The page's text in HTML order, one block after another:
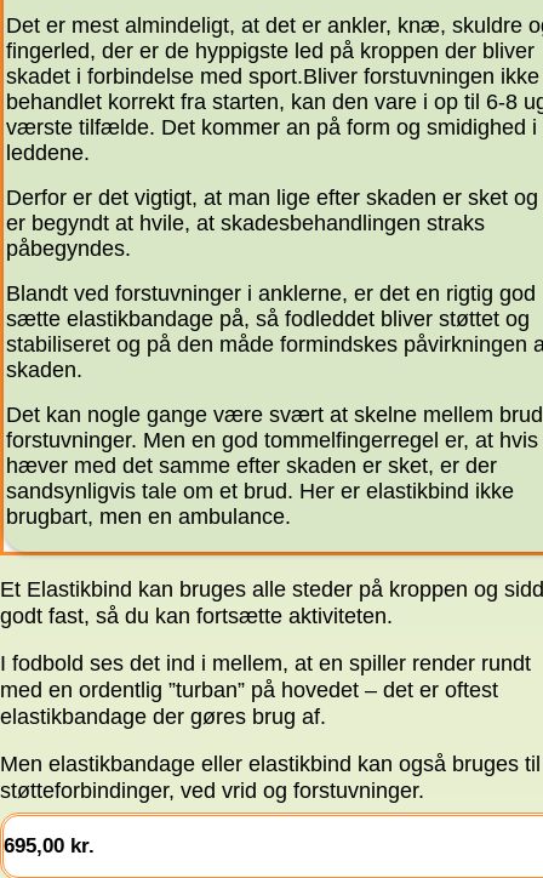
Det er mest almindeligt, at det er ankler, knæ, skuldre
fingerled, der er de hyppigste led på kroppen der bliver
skadet i forbindelse med sport.Bliver forstuvningen ikke
behandlet korrekt fra starten, kan den vare i op til 6-8
værste tilfælde. Det kommer an på form og smidighed i
leddene.
Derfor er det vigtigt, at man lige efter skaden er sket og
er begyndt at hvile, at skadesbehandlingen straks
påbegyndes.
Blandt ved forstuvninger i anklerne, er det en rigtig god
sætte elastikbandage på, så fodleddet bliver støttet og
stabiliseret og på den måde formindskes påvirkningen
skaden.
Det kan nogle gange være svært at skelne mellem
forstuvninger. Men en god tommelfingerregel er, at hvis
hæver med det samme efter skaden er sket, er der
sandsynligvis tale om et brud. Her er elastikbind ikke
brugbart, men en ambulance.
Et Elastikbind kan bruges alle steder på kroppen og
godt fast, så du kan fortsætte aktiviteten.
I fodbold ses det ind i mellem, at en spiller render rundt
med en ordentlig ”turban” på hovedet – det er oftest
elastikbandage der gøres brug af.
Men elastikbandage eller elastikbind kan også bruges til
støtteforbindinger, ved vrid og forstuvninger.
695,00 kr.